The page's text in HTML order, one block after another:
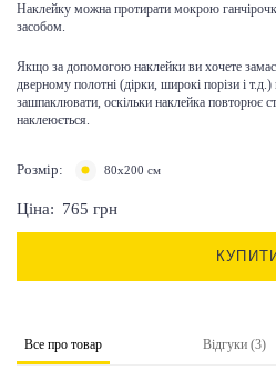
Наклейку можна протирати мокрою
засобом.
Якщо за допомогою наклейки ви хочете
дверному полотні (дірки, широкі порізи і
зашпаклювати, оскільки наклейка повторює
наклеюється.
Розмір: 80х200 см
Ціна: 765 грн
Все про товар Відгуки (3)